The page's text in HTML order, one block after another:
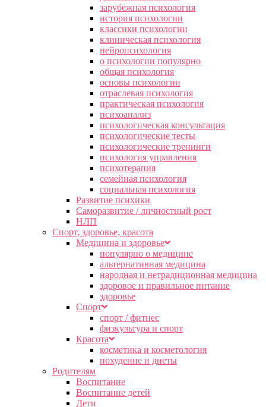
зарубежная психология
история психологии
классики психологии
клиническая психология
нейропсихология
о психологии популярно
общая психология
основы психологии
отраслевая психология
практическая психология
психоанализ
психологическая консультация
психологические тесты
психологические тренинги
психология управления
психотерапия
семейная психология
социальная психология
Развитие психики
Саморазвитие / личностный рост
НЛП
Спорт, здоровье, красота
Медицина и здоровье
популярно о медицине
альтернативная медицина
народная и нетрадиционная медицина
здоровое и правильное питание
здоровье
Спорт
спорт / фитнес
физкультура и спорт
Красота
косметика и косметология
похудение и диеты
Родителям
Воспитание
Воспитание детей
Дети